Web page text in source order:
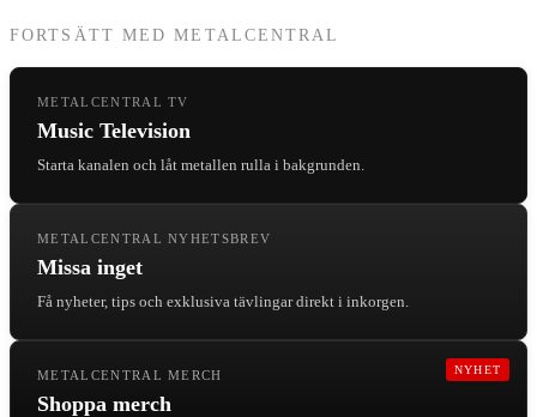
FORTSÄTT MED METALCENTRAL
METALCENTRAL TV
Music Television
Starta kanalen och låt metallen rulla i bakgrunden.
METALCENTRAL NYHETSBREV
Missa inget
Få nyheter, tips och exklusiva tävlingar direkt i inkorgen.
NYHET
METALCENTRAL MERCH
Shoppa merch